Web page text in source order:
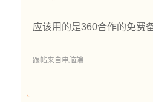
应该用的是360合作的免费
跟帖来自电脑端